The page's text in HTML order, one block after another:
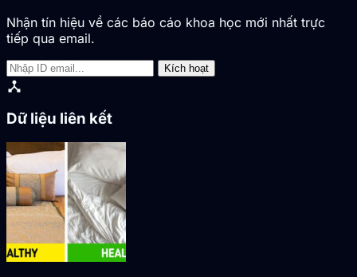
Nhận tín hiệu về các báo cáo khoa học mới nhất trực
tiếp qua email.
Kích hoạt
device_hub
Dữ liệu liên kết